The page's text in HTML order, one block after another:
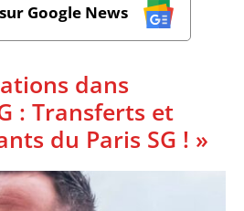
Google News
dans
: Transferts et
du Paris SG ! »